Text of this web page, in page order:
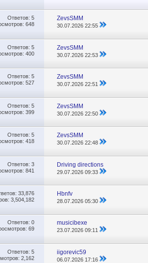
Ответов: 5
648
ZevsSMM
30.07.202622:55
Ответов: 5
400
ZevsSMM
30.07.202622:53
Ответов: 5
527
ZevsSMM
30.07.202622:51
Ответов: 5
399
ZevsSMM
30.07.202622:50
Ответов: 5
418
ZevsSMM
30.07.202622:48
Ответов: 3
841
Driving directions
29.07.202609:33
33,876
3,504,182
Hbnfv
28.07.202605:30
Ответов: 0
69
musicibexe
23.07.202609:11
Ответов: 5
2,162
iigorevic59
06.07.2026 17:16